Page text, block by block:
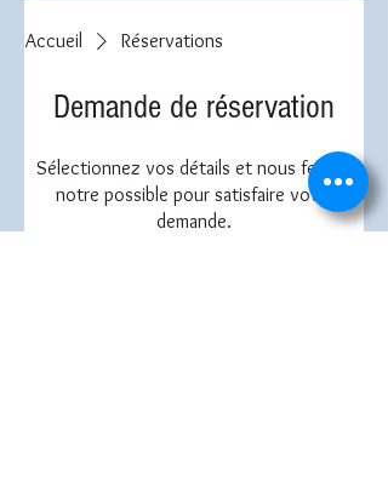
Accueil Réservations
Demande de réservation
Sélectionnez vos détails et nous ferons
notre possible pour satisfaire votre
demande.